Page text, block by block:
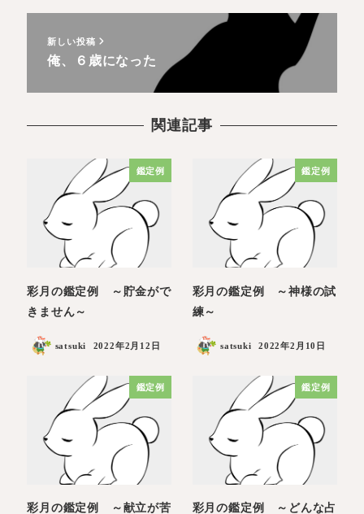
新しい投稿
俺、６歳になった
関連記事
鑑定例
彩月の鑑定例 ～貯金がで
きません～
satsuki 2022年2月12日
鑑定例
彩月の鑑定例 ～神様の試
練～
satsuki 2022年2月10日
鑑定例
彩月の鑑定例 ～献立が苦
鑑定例
彩月の鑑定例 ～どんな占